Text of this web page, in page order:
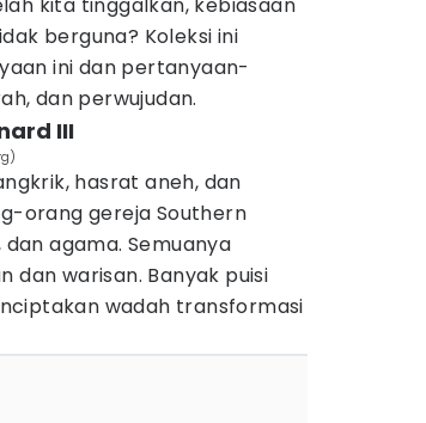
berguna? Koleksi ini
ini dan pertanyaan-
dan perwujudan.
III
hasrat aneh, dan
orang gereja Southern
agama. Semuanya
warisan. Banyak puisi
wadah transformasi